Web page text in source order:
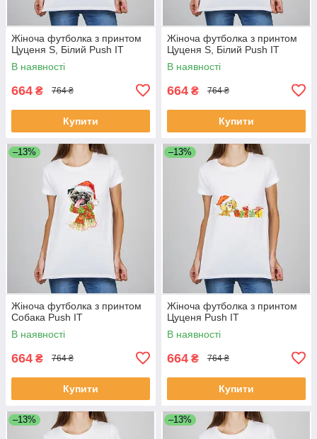
Жіноча футболка з принтом
Цуценя S, Білий Push IT
В наявності
664 ₴ 764 ₴
Купити
Жіноча футболка з принтом
Цуценя S, Білий Push IT
В наявності
664 ₴ 764 ₴
Купити
–13%
Жіноча футболка з принтом
Собака Push IT
В наявності
664 ₴ 764 ₴
Купити
–13%
Жіноча футболка з принтом
Цуценя Push IT
В наявності
664 ₴ 764 ₴
Купити
–13% –13%